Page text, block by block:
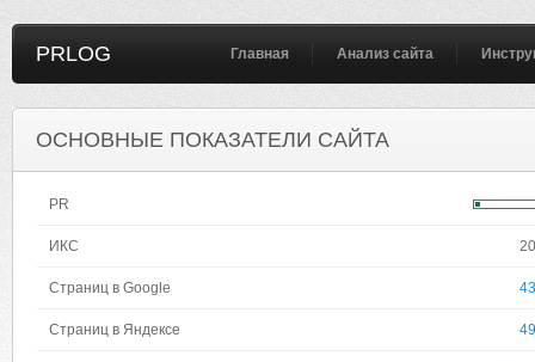
PRLOG Главная Анализ сайта
ОСНОВНЫЕ ПОКАЗАТЕЛИ САЙТА
PR
ИКС 20
Страниц в Google 43
Страниц в Яндексе 49